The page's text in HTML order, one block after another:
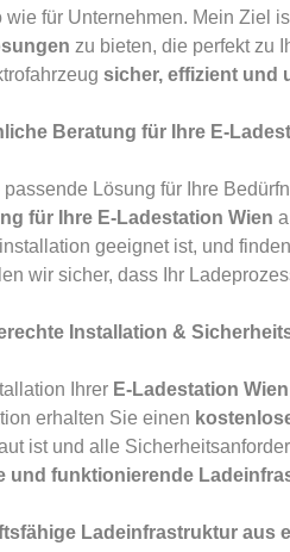
wie für Unternehmen. Mein Ziel
zu bieten, die perfekt zu
sicher, effizient und
Beratung für Ihre E-
passende Lösung für Ihre
für Ihre E-Ladestation Wien
geeignet ist, und
wir sicher, dass Ihr
Installation &
Ihrer E-Ladestation Wien
erhalten Sie einen
ist und alle
und funktionierende
Ladeinfrastruktur aus